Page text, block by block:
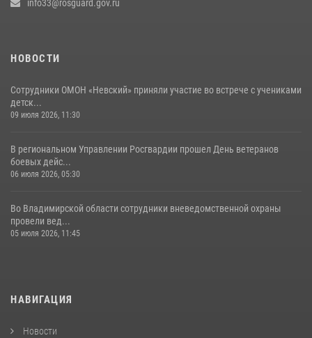
info33@rosguard.gov.ru
НОВОСТИ
Сотрудники ОМОН «Невский» приняли участие во встрече с учениками
детск...
09 июля 2026, 11:30
В региональном Управлении Росгвардии прошел День ветеранов
боевых дейс...
06 июля 2026, 05:30
Во Владимирской области сотрудники вневедомственной охраны
провели вед...
05 июля 2026, 11:45
НАВИГАЦИЯ
Новости